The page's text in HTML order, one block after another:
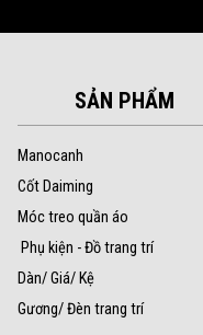
SẢN PHẨM
Manocanh
Cốt Daiming
Móc treo quần áo
Phụ kiện - Đồ trang trí
Dàn/ Giá/ Kệ
Gương/ Đèn trang trí